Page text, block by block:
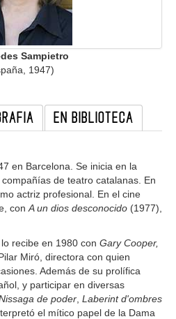
Sampietro
1947)
EN BIBLIOTECA
en Barcelona. Se inicia en la
de teatro catalanas. En
actriz profesional. En el cine
con A un dios desconocido (1977),
recibe en 1980 con Gary Cooper,
Pilar Miró, directora con quien
Además de su prolífica
y participar en diversas
de poder Laberint d'ombres
el mítico papel de la Dama